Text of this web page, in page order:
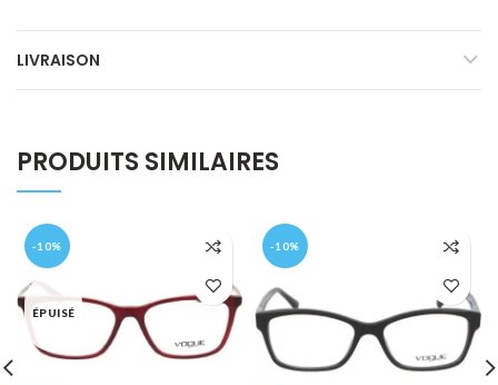
LIVRAISON
PRODUITS SIMILAIRES
-10%
ÉPUISÉ
-10%